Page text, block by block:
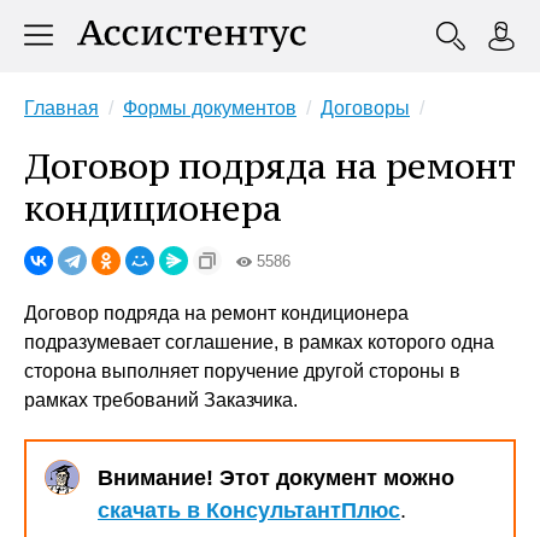
Главная Формы документов Договоры
Договор подряда на ремонт
кондиционера
5586
Договор подряда на ремонт кондиционера
подразумевает соглашение, в рамках которого одна
сторона выполняет поручение другой стороны в
рамках требований Заказчика.
Внимание! Этот документ можно
скачать в КонсультантПлюс.